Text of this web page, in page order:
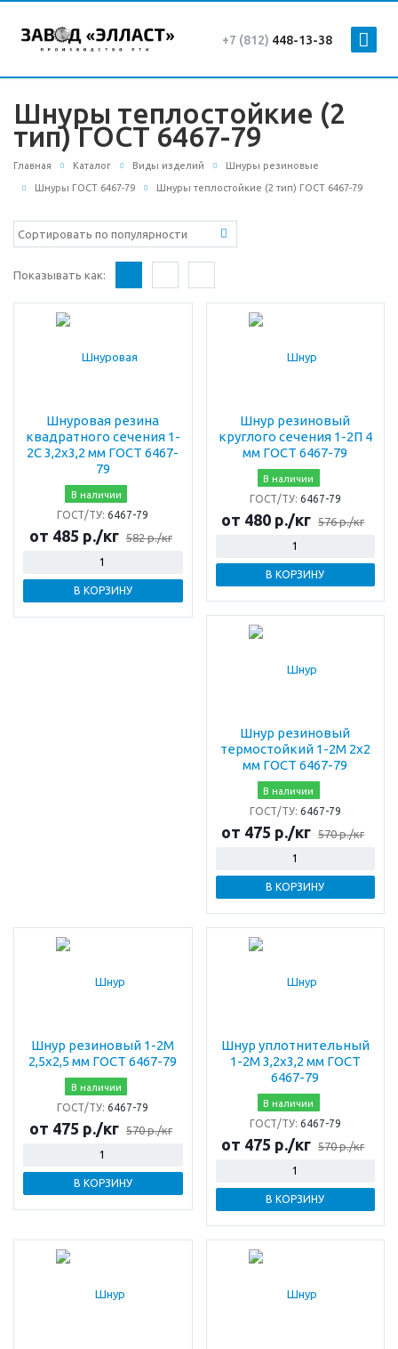
+7 (812) 448-13-38
Шнуры теплостойкие (2
тип) ГОСТ 6467-79
Главная Каталог Виды изделий Шнуры резиновые
Шнуры ГОСТ 6467-79 Шнуры теплостойкие (2 тип) ГОСТ 6467-79
Показывать как:
Шнуровая резина
квадратного сечения 1-
2С 3,2х3,2 мм ГОСТ 6467-
79
В наличии
ГОСТ/ТУ:6467-79
от 485 р./кг 582 р./кг
В КОРЗИНУ
Шнур резиновый
круглого сечения 1-2П 4
мм ГОСТ 6467-79
В наличии
ГОСТ/ТУ: 6467-79
от 480 р./кг 576 р./кг
В КОРЗИНУ
Шнур резиновый
термостойкий 1-2М 2х2
мм ГОСТ 6467-79
В наличии
ГОСТ/ТУ: 6467-79
от 475 р./кг 570 р./кг
В КОРЗИНУ
Шнур резиновый 1-2М
2,5х2,5 мм ГОСТ 6467-79
В наличии
ГОСТ/ТУ:6467-79
от 475 р./кг 570 р./кг
В КОРЗИНУ
Шнур уплотнительный
1-2М 3,2х3,2 мм ГОСТ
6467-79
В наличии
ГОСТ/ТУ: 6467-79
от 475 р./кг 570 р./кг
В КОРЗИНУ